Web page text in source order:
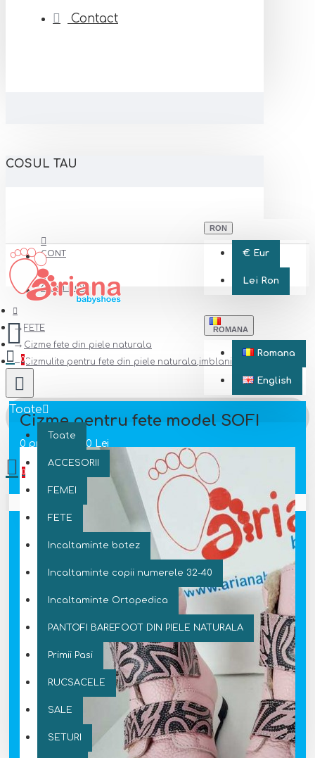
Contact
COSUL TAU
CONT
CONT NOU
RON
€ Eur
Lei Ron
ROMANA
Romana
English
0
Toate
Toate
ACCESORII
FEMEI
FETE
Incaltaminte botez
Incaltaminte copii numerele 32-40
Incaltaminte Ortopedica
PANTOFI BAREFOOT DIN PIELE NATURALA
Primii Pasi
RUCSACELE
SALE
SETURI
0 produs(e) - 0 Lei
0
Coșul este gol!
FETE
Cizme fete din piele naturala
Cizmulite pentru fete din piele naturala,imblanite model SOFI
Cizme pentru fete model SOFI